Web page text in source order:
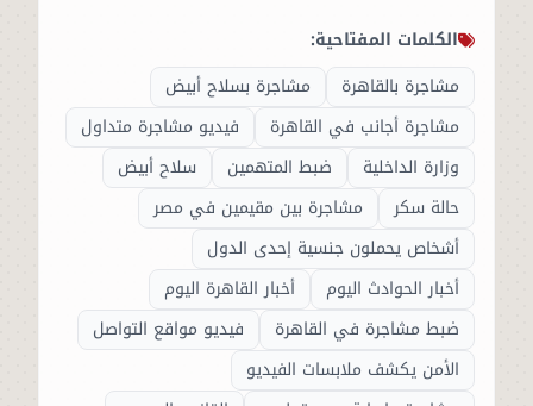
الكلمات المفتاحية:
مشاجرة بالقاهرة
مشاجرة بسلاح أبيض
مشاجرة أجانب في القاهرة
فيديو مشاجرة متداول
وزارة الداخلية
ضبط المتهمين
سلاح أبيض
حالة سكر
مشاجرة بين مقيمين في مصر
أشخاص يحملون جنسية إحدى الدول
أخبار الحوادث اليوم
أخبار القاهرة اليوم
ضبط مشاجرة في القاهرة
فيديو مواقع التواصل
الأمن يكشف ملابسات الفيديو